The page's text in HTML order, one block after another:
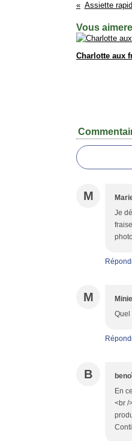
Assiette
Vous
Charlotte aux
M
Je
M Minie
Quel
B
En
<br /